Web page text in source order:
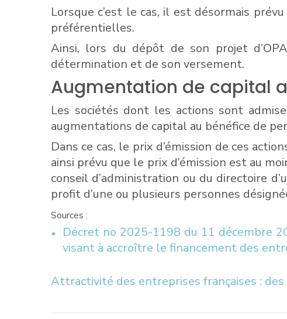
Lorsque c’est le cas, il est désormais
préférentielles.
Ainsi, lors du dépôt de son projet
détermination et de son versement.
Augmentation de capital
Les sociétés dont les actions sont
augmentations de capital au bénéfice de
Dans ce cas, le prix d’émission de ces
ainsi prévu que le prix d’émission est au
conseil d’administration ou du directoire
profit d’une ou plusieurs personnes
Sources :
Décret no 2025-1198 du 11 décembre
visant à accroître le financement des
Attractivité des entreprises françaises :